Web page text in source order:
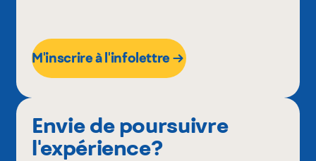
M'inscrire à l'infolettre
Envie de poursuivre
l'expérience?